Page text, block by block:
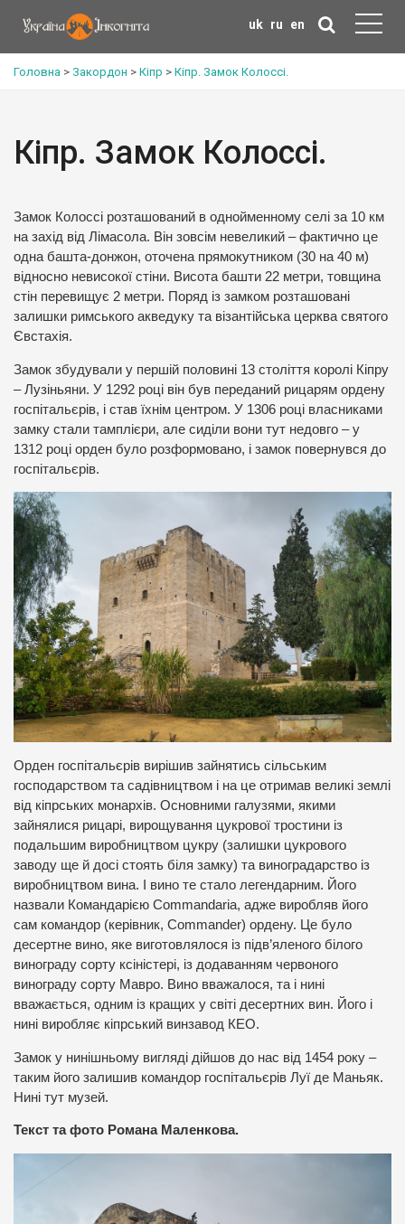
uk ru en
Головна > Закордон > Кіпр > Кіпр. Замок Колоссі.
Кіпр. Замок Колоссі.
Замок Колоссі розташований в однойменному селі за 10 км
на захід від Лімасола. Він зовсім невеликий – фактично це
одна башта-донжон, оточена прямокутником (30 на 40 м)
відносно невисокої стіни. Висота башти 22 метри, товщина
стін перевищує 2 метри. Поряд із замком розташовані
залишки римського акведуку та візантійська церква святого
Євстахія.
Замок збудували у першій половині 13 століття королі Кіпру
– Лузіньяни. У 1292 році він був переданий рицарям ордену
госпітальєрів, і став їхнім центром. У 1306 році власниками
замку стали тамплієри, але сиділи вони тут недовго – у
1312 році орден було розформовано, і замок повернувся до
госпітальєрів.
Орден госпітальєрів вирішив зайнятись сільським
господарством та садівництвом і на це отримав великі землі
від кіпрських монархів. Основними галузями, якими
зайнялися рицарі, вирощування цукрової тростини із
подальшим виробництвом цукру (залишки цукрового
заводу ще й досі стоять біля замку) та виноградарство із
виробництвом вина. І вино те стало легендарним. Його
назвали Командарією Commandaria, адже виробляв його
сам командор (керівник, Commander) ордену. Це було
десертне вино, яке виготовлялося із підв’яленого білого
винограду сорту ксіністері, із додаванням червоного
винограду сорту Мавро. Вино вважалося, та і нині
вважається, одним із кращих у світі десертних вин. Його і
нині виробляє кіпрський винзавод КЕО.
Замок у нинішньому вигляді дійшов до нас від 1454 року –
таким його залишив командор госпітальєрів Луї де Маньяк.
Нині тут музей.
Текст та фото Романа Маленкова.